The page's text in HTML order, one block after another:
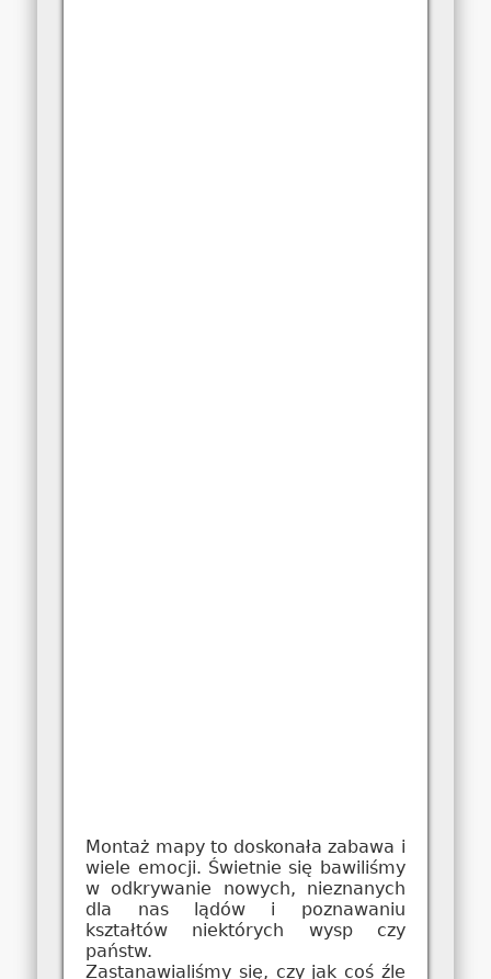
Montaż mapy to doskonała zabawa i
wiele emocji. Świetnie się bawiliśmy
w odkrywanie nowych, nieznanych
dla nas lądów i poznawaniu
kształtów niektórych wysp czy
państw.
Zastanawialiśmy się, czy jak coś źle